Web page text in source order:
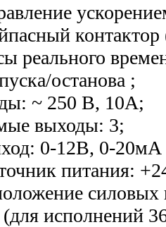
реального
останова ;
~ 250 В, 10А;
выходы: 3;
0-12В, 0-20мА
питания:
(для исполнений